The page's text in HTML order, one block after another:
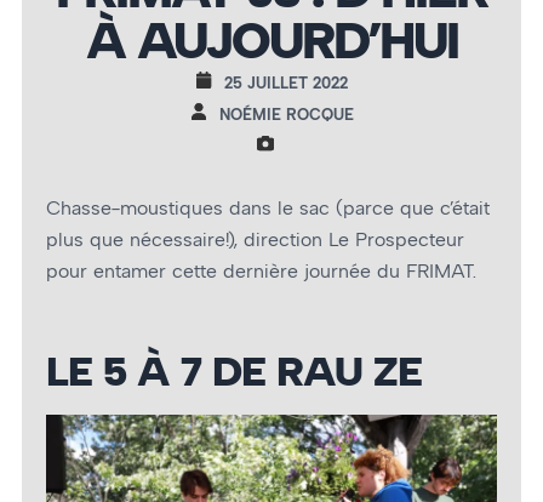
À AUJOURD’HUI
25 JUILLET 2022
NOÉMIE ROCQUE
Chasse-moustiques dans le sac (parce que c’était
plus que nécessaire!), direction Le Prospecteur
pour entamer cette dernière journée du FRIMAT.
LE 5 À 7 DE RAU ZE